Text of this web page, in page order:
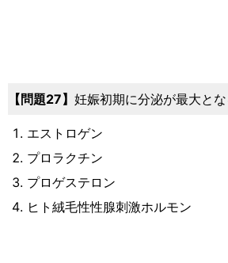
27 妊娠初期に分泌が最大とな
エストロゲン
プロラクチン
プロゲステロン
ヒト絨毛性性腺刺激ホルモン